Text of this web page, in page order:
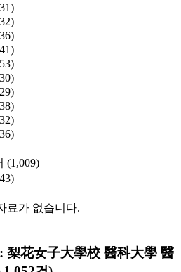
(1,009)
료가 없습니다.
梨花女子大學校 醫科大學 醫